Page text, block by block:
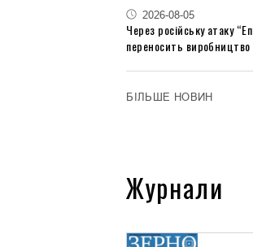
2026-08-05
Через російську атаку
переносить
БІЛЬШЕ НОВИН
Журнали